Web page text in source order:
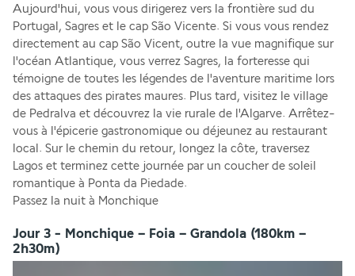
Aujourd'hui, vous vous dirigerez vers la frontière sud du
Portugal, Sagres et le cap São Vicente. Si vous vous rendez
directement au cap São Vicent, outre la vue magnifique sur
l'océan Atlantique, vous verrez Sagres, la forteresse qui
témoigne de toutes les légendes de l'aventure maritime lors
des attaques des pirates maures. Plus tard, visitez le village
de Pedralva et découvrez la vie rurale de l'Algarve. Arrêtez-
vous à l'épicerie gastronomique ou déjeunez au restaurant
local. Sur le chemin du retour, longez la côte, traversez
Lagos et terminez cette journée par un coucher de soleil
romantique à Ponta da Piedade.
Passez la nuit à Monchique
Jour 3 - Monchique – Foia – Grandola (180km –
2h30m)